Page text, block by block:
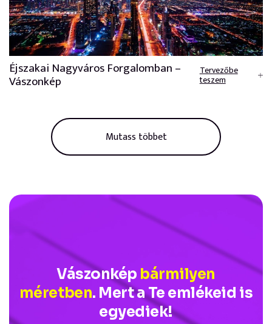
Éjszakai Nagyváros Forgalomban –
Vászonkép
Tervezőbe
teszem
Mutass többet
Vászonkép bármilyen
méretben. Mert a Te emlékeid is
egyediek!